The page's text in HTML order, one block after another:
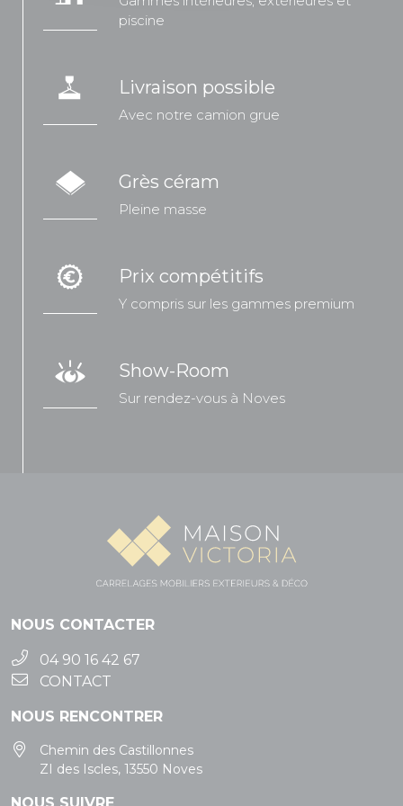
piscine
Livraison possible
Avec notre camion grue
Grès céram
Pleine masse
Prix compétitifs
Y compris sur les gammes premium
Show-Room
Sur rendez-vous à Noves
NOUS CONTACTER
04 90 16 42 67
CONTACT
NOUS RENCONTRER
Chemin des Castillonnes
ZI des Iscles, 13550 Noves
NOUS SUIVRE